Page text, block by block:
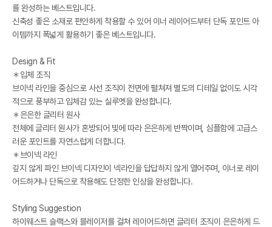
를 완성하는 베스트입니다.
신축성 좋은 소재로 편안하게 착용할 수 있어 이너 레이어드부터 단독 포인트 아
이템까지 폭넓게 활용하기 좋은 베스트입니다.
Design & Fit
＊입체 조직
브이넥 라인을 중심으로 사선 조직이 전면에 펼쳐져 별도의 디테일 없이도 시각
적으로 풍부하고 입체감 있는 실루엣을 완성합니다.
＊은은한 글리터 원사
전체에 글리터 원사가 혼방되어 빛에 따라 은은하게 반짝이며, 심플함에 고급스
러운 포인트를 자연스럽게 더합니다.
＊브이넥 라인
깊지 않게 파인 브이넥 디자인이 넥라인을 답답하지 않게 열어주며, 이너로 레이
어드하거나 단독으로 착용해도 단정한 인상을 완성합니다.
Styling Suggestion
하이웨스트 슬랙스와 블레이저를 걸쳐 레이어드하면 글리터 조직이 은은하게 드